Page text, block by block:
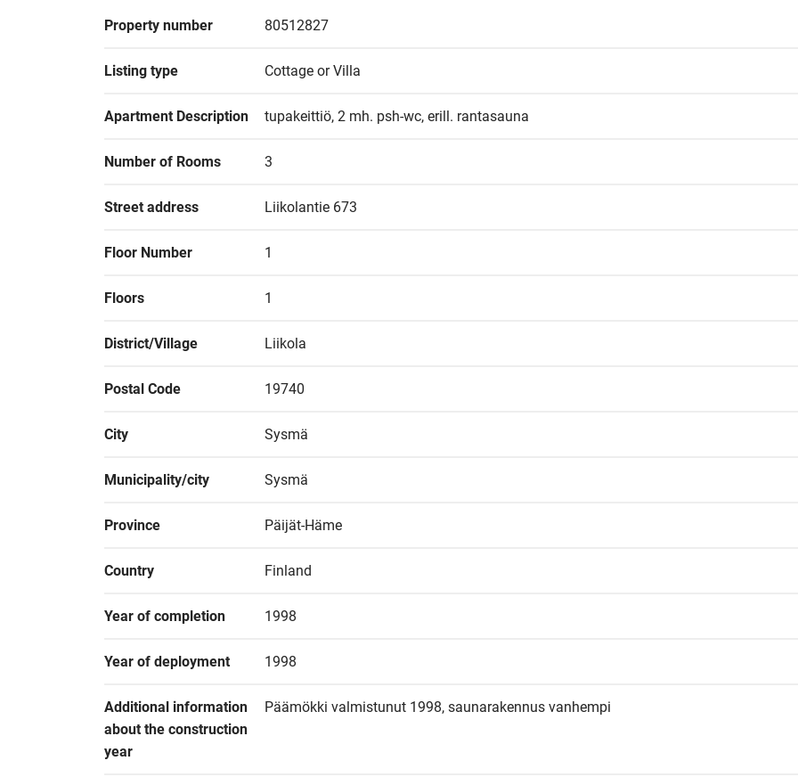
Property number 80512827
Listing type Cottage or Villa
Apartment Description tupakeittiö, 2 mh. psh-wc, erill. rantasauna
Number of Rooms 3
Street address Liikolantie 673
Floor Number 1
Floors 1
District/Village Liikola
Postal Code 19740
City Sysmä
Municipality/city Sysmä
Province Päijät-Häme
Country Finland
Year of completion 1998
Year of deployment 1998
Additional information
about the construction
year
Päämökki valmistunut 1998, saunarakennus vanhempi